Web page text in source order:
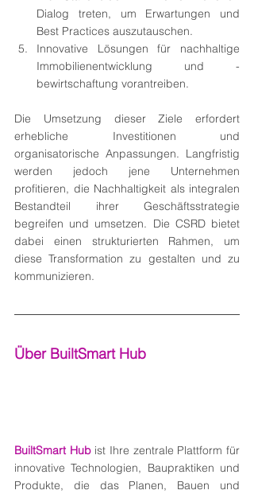
Dialog treten, um Erwartungen und
Best Practices auszutauschen.
Innovative Lösungen für nachhaltige
Immobilienentwicklung und -
bewirtschaftung vorantreiben.
Die Umsetzung dieser Ziele erfordert
erhebliche Investitionen und
organisatorische Anpassungen. Langfristig
werden jedoch jene Unternehmen
profitieren, die Nachhaltigkeit als integralen
Bestandteil ihrer Geschäftsstrategie
begreifen und umsetzen. Die CSRD bietet
dabei einen strukturierten Rahmen, um
diese Transformation zu gestalten und zu
kommunizieren.
Über BuiltSmart Hub
BuiltSmart Hub ist Ihre zentrale Plattform für
innovative Technologien, Baupraktiken und
Produkte, die das Planen, Bauen und